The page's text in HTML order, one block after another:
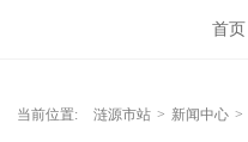
首页
当前位置: 涟源市站 > 新闻中心 >